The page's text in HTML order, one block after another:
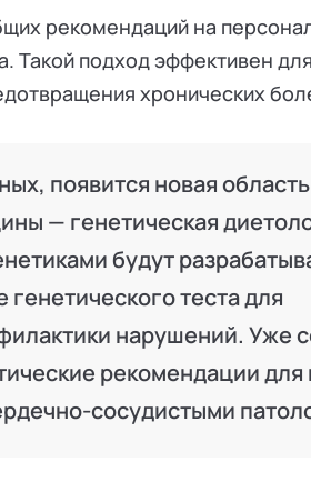
рекомендаций на
Такой подход эффективен
хронических
появится новая область
— генетическая
будут
теста для
нарушений. Уже
рекомендации для
сосудистыми